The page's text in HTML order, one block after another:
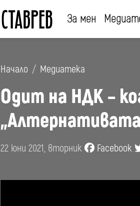
За мен
Начало Медиатека
Одит на НДК –
22 юни 2021, вторник Facebook